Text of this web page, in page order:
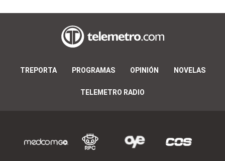
TREPORTA PROGRAMAS OPINIÓN NOVELAS
TELEMETRO RADIO